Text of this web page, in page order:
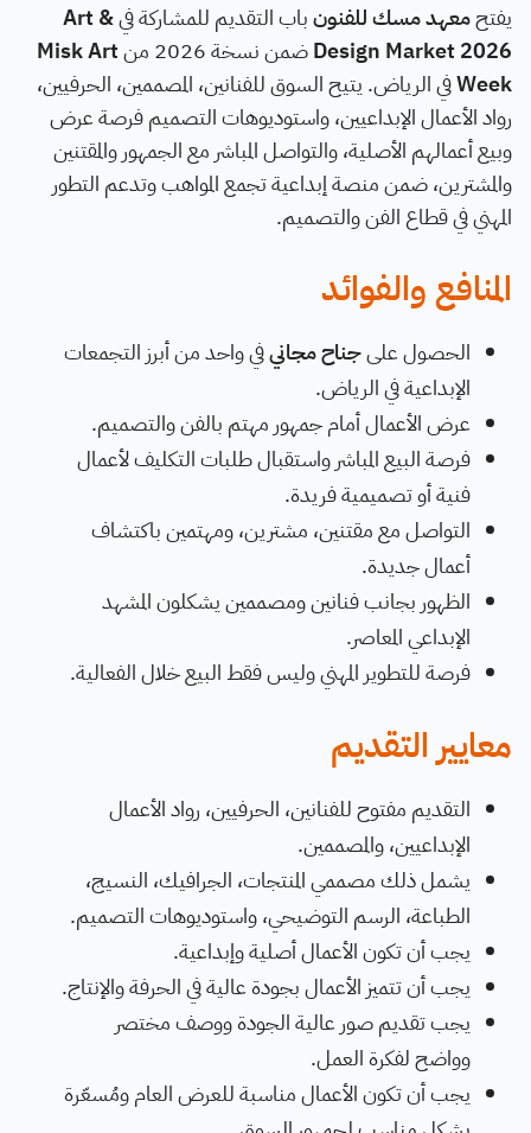
يفتحمعهد مسك للفنونباب التقديم للمشاركة فيArt &
Design Market 2026ضمن نسخة 2026 من
Misk Art
Weekفي الرياض. يتيح السوق للفنانين، المصممين، الحرفيين،
رواد الأعمال الإبداعيين، واستوديوهات التصميم فرصة عرض
وبيع أعمالهم الأصلية، والتواصل المباشر مع الجمهور والمقتنين
والمشترين، ضمن منصة إبداعية تجمع المواهب وتدعم التطور
المهني في قطاع الفن والتصميم.
المنافع والفوائد
الحصول علىجناح مجانيفي واحد من أبرز التجمعات
الإبداعية في الرياض.
عرض الأعمال أمام جمهور مهتم بالفن والتصميم.
فرصة البيع المباشر واستقبال طلبات التكليف لأعمال
فنية أو تصميمية فريدة.
التواصل مع مقتنين، مشترين، ومهتمين باكتشاف
أعمال جديدة.
الظهور بجانب فنانين ومصممين يشكلون المشهد
الإبداعي المعاصر.
فرصة للتطوير المهني وليس فقط البيع خلال الفعالية.
معايير التقديم
التقديم مفتوح للفنانين، الحرفيين، رواد الأعمال
الإبداعيين، والمصممين.
يشمل ذلك مصممي المنتجات، الجرافيك، النسيج،
الطباعة، الرسم التوضيحي، واستوديوهات التصميم.
يجب أن تكون الأعمال أصلية وإبداعية.
يجب أن تتميز الأعمال بجودة عالية في الحرفة والإنتاج.
يجب تقديم صور عالية الجودة ووصف مختصر
وواضح لفكرة العمل.
يجب أن تكون الأعمال مناسبة للعرض العام ومُسعّرة